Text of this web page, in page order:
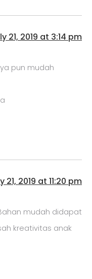
21, 2019 at 3:14 pm
pun mudah
21, 2019 at 11:20 pm
mudah didapat
kreativitas anak